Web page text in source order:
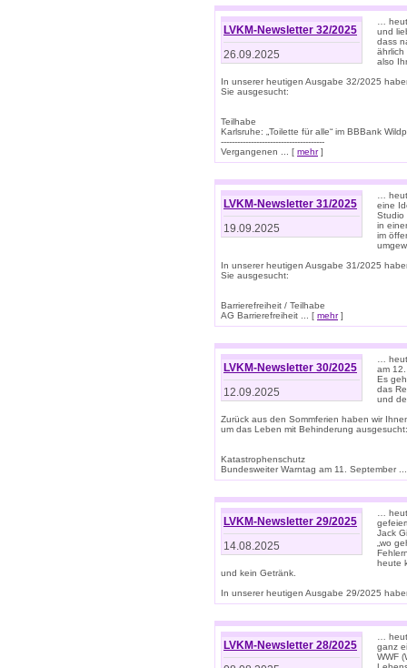
LVKM-Newsletter 32/2025
26.09.2025
…
und
dass
ährlich
also
In unserer heutigen Ausgabe 32/2025
Sie ausgesucht:
Teilhabe
Karlsruhe: „Toilette für alle“ im BBBank
--------------------------------------
Vergangenen ... [ mehr]
LVKM-Newsletter 31/2025
19.09.2025
…
eine
Studio
in
im
In unserer heutigen Ausgabe 31/2025
Sie ausgesucht:
Barrierefreiheit / Teilhabe
AG Barrierefreiheit ... [ mehr]
LVKM-Newsletter 30/2025
12.09.2025
…
am
Es
das
und
Zurück aus den Sommferien haben wir
um das Leben mit Behinderung ausgesucht:
Katastrophenschutz
Bundesweiter Warntag am 11. September
LVKM-Newsletter 29/2025
14.08.2025
…
Jack
„wo
heute
und kein Getränk.
In unserer heutigen Ausgabe 29/2025
LVKM-Newsletter 28/2025
…
ganz
WWF